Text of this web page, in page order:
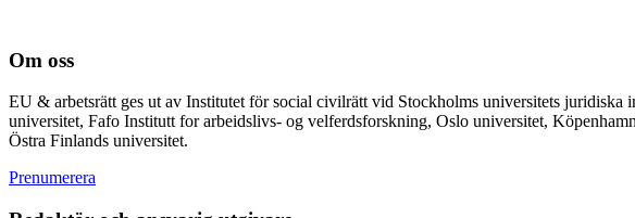
Om oss
EU & arbetsrätt ges ut av Institutet för social civilrätt vid Stockholms universitets
universitet, Fafo Institutt for arbeidslivs- og velferdsforskning, Oslo universitet,
Östra Finlands universitet.
Prenumerera